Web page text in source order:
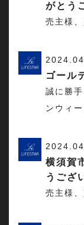
がとう
売主様
ゴール
誠に勝
ンウィ
横須賀
うござ
売主様